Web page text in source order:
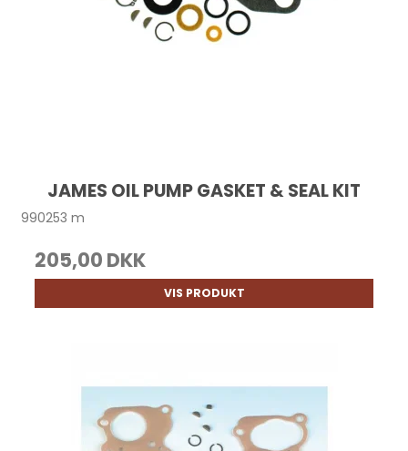
JAMES OIL PUMP GASKET & SEAL KIT
990253 m
205,00 DKK
VIS PRODUKT